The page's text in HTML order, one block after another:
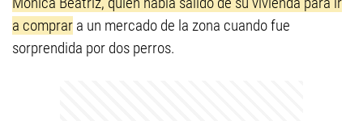
a comprar a un mercado de la zona cuando fue
sorprendida por dos perros.